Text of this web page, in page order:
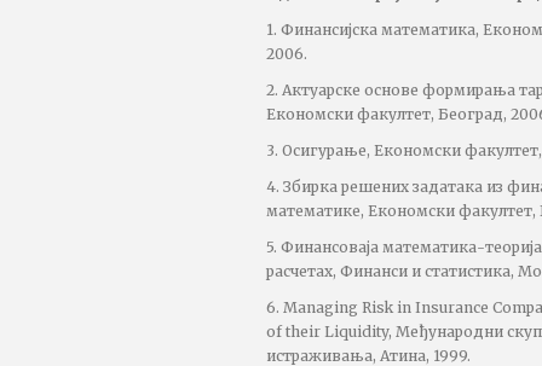
1. Финансијска математика,
2006.
2. Актуарске основе формирања
Економски факултет, Београд,
3. Осигурање, Економски
4. Збирка решених задатака из
математике, Економски факултет,
5. Финансоваја математика-
расчетаx, Финанси и статистика,
6. Managing Risk in Insurance
of their Liquidity, Међународни
истраживања, Атина, 1999.